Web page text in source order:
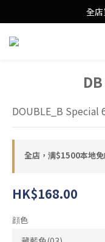
Free Local
全
Free Local
DOUBLE_B Special
全店，满$1500本地
HK$168.00
顔色